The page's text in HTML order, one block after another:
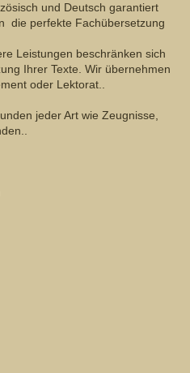
und Deutsch garantiert
die perfekte Fachübersetzung
Leistungen beschränken sich
Ihrer Texte. Wir übernehmen
oder Lektorat..
jeder Art wie Zeugnisse,